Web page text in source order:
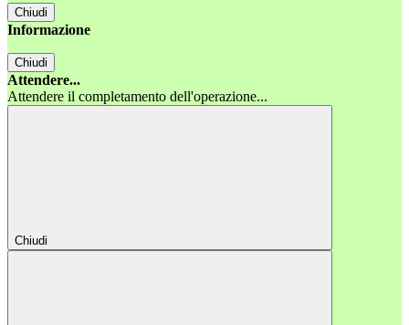
Chiudi
Informazione
Chiudi
Attendere...
Attendere il completamento dell'operazione...
Chiudi